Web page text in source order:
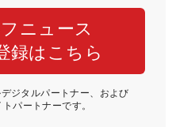
ニュース
録はこちら
ジタルパートナー、および
パートナーです。